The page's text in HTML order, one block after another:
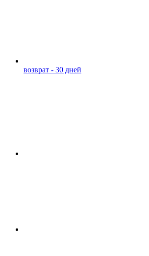
возврат - 30 дней